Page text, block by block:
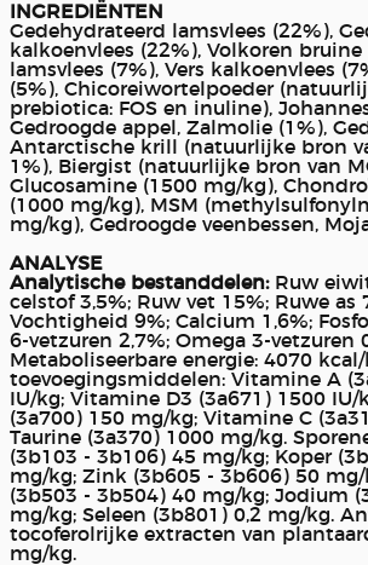
INGREDIËNTEN
Gedehydrateerd lamsvlees (22%),
kalkoenvlees (22%), Volkoren bruine
lamsvlees (7%), Vers kalkoenvlees
(5%), Chicoreiwortelpoeder
prebiotica: FOS en inuline),
Gedroogde appel, Zalmolie (1%),
Antarctische krill (natuurlijke bron
1%), Biergist (natuurlijke bron van
Glucosamine (1500 mg/kg),
(1000 mg/kg), MSM
mg/kg), Gedroogde veenbessen,
ANALYSE
Analytische bestanddelen: Ruw
celstof 3,5%; Ruw vet 15%; Ruwe as
Vochtigheid 9%; Calcium 1,6%;
6-vetzuren 2,7%; Omega 3-vetzuren
Metaboliseerbare energie: 4070
toevoegingsmiddelen: Vitamine A
IU/kg; Vitamine D3 (3a671) 1500
(3a700) 150 mg/kg; Vitamine C
Taurine (3a370) 1000 mg/kg.
(3b103 - 3b106) 45 mg/kg; Koper
mg/kg; Zink (3b605 - 3b606) 50 mg/
(3b503 - 3b504) 40 mg/kg; Jodium
mg/kg; Seleen (3b801) 0,2 mg/kg.
tocoferolrijke extracten van
mg/kg.